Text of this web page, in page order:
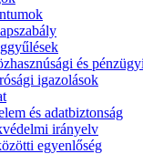
és
igazolások
és adatbiztonság
irányelv
egyenlőség